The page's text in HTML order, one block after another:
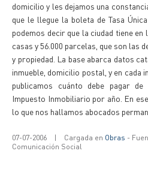
domicilio y les dejamos una
que le llegue la boleta de Tasa
podemos decir que la ciudad tiene en
casas y 56.000 parcelas, que son las
y propiedad. La base abarca datos
inmueble, domicilio postal, y en cada
publicamos cuánto debe pagar
Impuesto Inmobiliario por año. En
lo que nos hallamos abocados
07-07-2006 | Cargada en Obras -
Comunicación Social